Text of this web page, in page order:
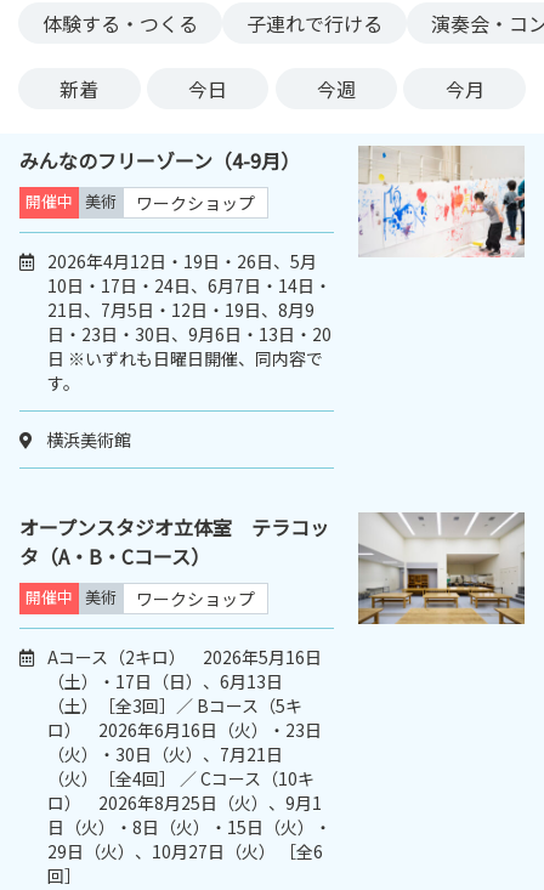
体験する・つくる
子連れで行ける 演奏会・コ
新着 今日 今週 今月
みんなのフリーゾーン（4-9月）
開催中 美術 ワークショップ
2026年4月12日・19日・26日、5月
10日・17日・24日、6月7日・14日・
21日、7月5日・12日・19日、8月9
日・23日・30日、9月6日・13日・20
日 ※いずれも日曜日開催、同内容で
す。
横浜美術館
オープンスタジオ立体室 テラコッ
タ（A・B・Cコース）
開催中 美術 ワークショップ
Aコース（2キロ） 2026年5月16日
（土）・17日（日）、6月13日
（土）［全3回］／ Bコース（5キ
ロ） 2026年6月16日（火）・23日
（火）・30日（火）、7月21日
（火）［全4回］ ／ Cコース（10キ
ロ） 2026年8月25日（火）、9月1
日（火）・8日（火）・15日（火）・
29日（火）、10月27日（火） ［全6
回］